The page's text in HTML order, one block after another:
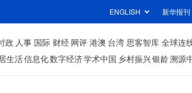
ENGLISH 新华报刊
政 人事 国际 财经 网评 港澳 台湾 思客智库 全球连
生活信息化数字经济学术中国 乡村振兴银龄溯源